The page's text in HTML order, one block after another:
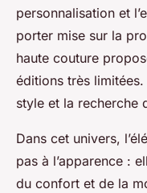
personnalisation et
porter mise sur la
haute couture
éditions très
style et la recherche
Dans cet univers,
pas à l’apparence :
du confort et de la